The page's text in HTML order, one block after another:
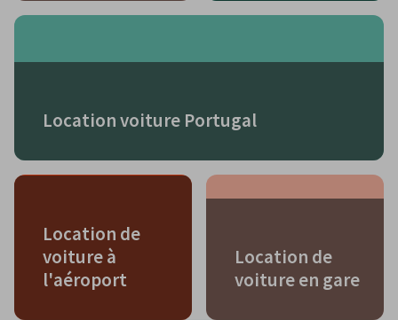
Location voiture Portugal
Location de
voiture à
l'aéroport
Location de
voiture en gare